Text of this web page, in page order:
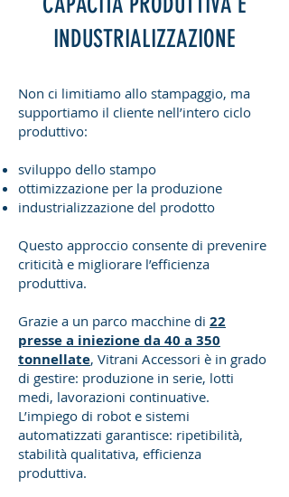
INDUSTRIALIZZAZIONE
Non ci limitiamo allo stampaggio, ma
supportiamo il cliente nell’intero ciclo
produttivo:
sviluppo dello stampo
ottimizzazione per la produzione
industrializzazione del prodotto
Questo approccio consente di prevenire
criticità e migliorare l’efficienza
produttiva.
Grazie a un parco macchine di 22
presse a iniezione da 40 a 350
tonnellate, Vitrani Accessori è in grado
di gestire: produzione in serie, lotti
medi, lavorazioni continuative.
L’impiego di robot e sistemi
automatizzati garantisce: ripetibilità,
stabilità qualitativa, efficienza
produttiva.